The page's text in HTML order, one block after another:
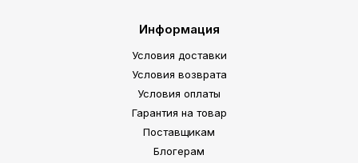
Информация
Условия доставки
Условия возврата
Условия оплаты
Гарантия на товар
Поставщикам
Блогерам